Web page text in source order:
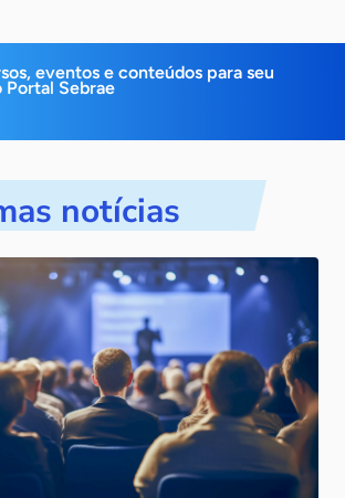
eventos e conteúdos para seu
Portal Sebrae
notícias